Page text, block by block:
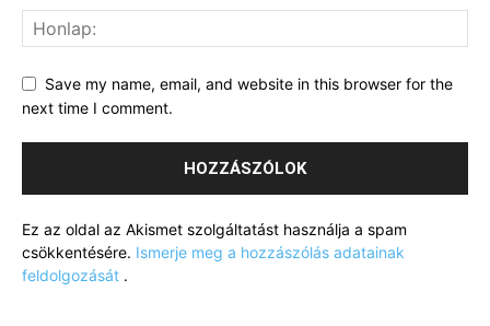
Save my name, email, and website in this browser for the
next time I comment.
Ez az oldal az Akismet szolgáltatást használja a spam
csökkentésére. Ismerje meg a hozzászólás adatainak
feldolgozását .